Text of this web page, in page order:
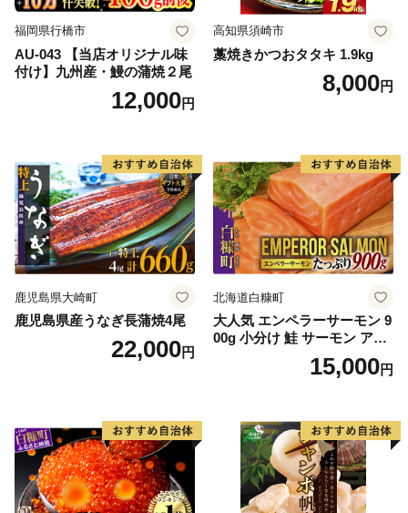
福岡県行橋市
AU-043 【当店オリジナル味
付け】九州産・鰻の蒲焼２尾
12,000円
高知県須崎市
藁焼きかつおタタキ 1.9kg
8,000円
鹿児島県大崎町
鹿児島県産うなぎ長蒲焼4尾
22,000円
北海道白糠町
大人気 エンペラーサーモン 9
00g 小分け 鮭 サーモン アト
ランティックサーモン 水産
庁長官賞 受賞 さけ シャケ し
満足 美味しい 贈答 生食用 刺
身 お刺身 刺し身 魚介類 海鮮
冷凍 厚切り 薄切り ふるさと
納税 ふるさとチョイス チョ
イス 北海道 白糠町
15,000円